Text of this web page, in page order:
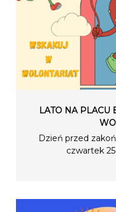
LATO NA PLACU
Dzień przed
czwartek